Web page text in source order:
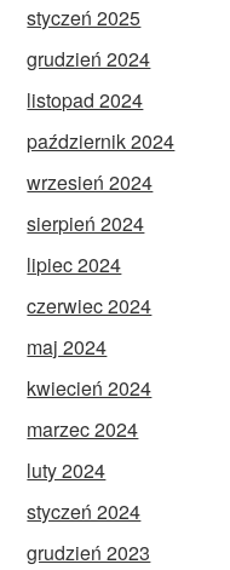
styczeń 2025
grudzień 2024
listopad 2024
październik 2024
wrzesień 2024
sierpień 2024
lipiec 2024
czerwiec 2024
maj 2024
kwiecień 2024
marzec 2024
luty 2024
styczeń 2024
grudzień 2023